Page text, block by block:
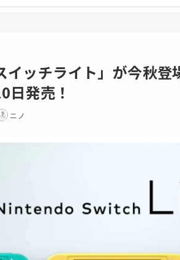
イッチライト」が今秋
発売！
ニノ